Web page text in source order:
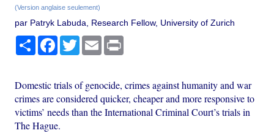
(Version anglaise seulement)
par Patryk Labuda, Research Fellow, University of Zurich
PartagerFacebook
TwitterEmail
Domestic trials of genocide, crimes against humanity and war
crimes are considered quicker, cheaper and more responsive to
victims’ needs than the International Criminal Court’s trials in
The Hague.